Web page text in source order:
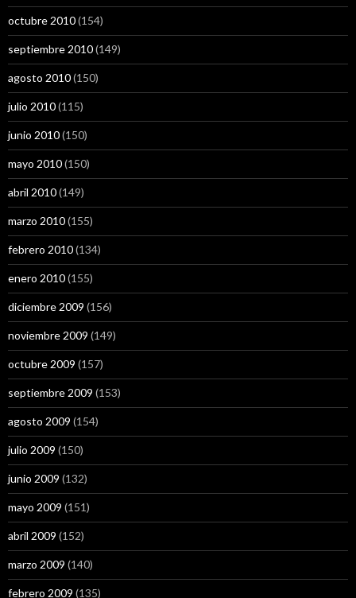
octubre 2010(154)
septiembre 2010(149)
agosto 2010(150)
julio 2010(115)
junio 2010(150)
mayo 2010(150)
abril 2010(149)
marzo 2010(155)
febrero 2010(134)
enero 2010(155)
diciembre 2009 (156)
noviembre 2009 (149)
octubre 2009 (157)
septiembre 2009 (153)
agosto 2009 (154)
julio 2009 (150)
junio 2009 (132)
mayo 2009 (151)
abril 2009 (152)
marzo 2009 (140)
febrero 2009 (135)